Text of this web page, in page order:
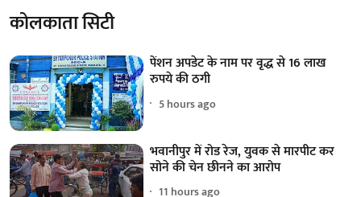
कोलकाता सिटी
पेंशन अपडेट के नाम पर वृद्ध से 16 लाख
रुपये की ठगी
5 hours ago
भवानीपुर में रोड रेज, युवक से मारपीट कर
सोने की चेन छीनने का आरोप
11 hours ago